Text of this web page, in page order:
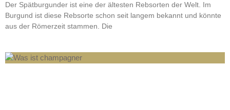
Der Spätburgunder ist eine der ältesten Rebsorten der Welt. Im
Burgund ist diese Rebsorte schon seit langem bekannt und könnte
aus der Römerzeit stammen. Die